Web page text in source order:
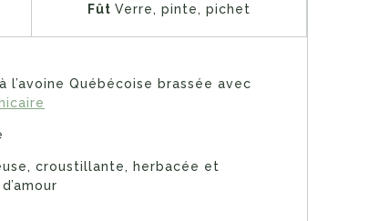
FûtVerre, pinte, pichet
l’avoine Québécoise brassée avec
croustillante, herbacée et